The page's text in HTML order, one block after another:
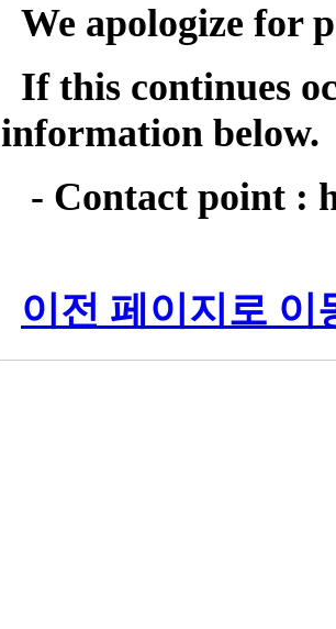
We apologize for
If this continues
information below.
- Contact point :
이전 페이지로 이